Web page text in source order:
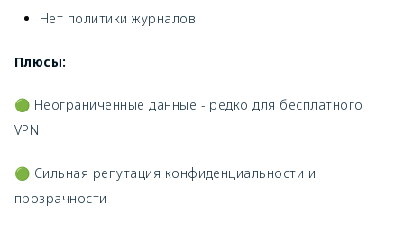
Нет политики журналов
Плюсы:
🟢 Неограниченные данные - редко для бесплатного
VPN
🟢 Сильная репутация конфиденциальности и
прозрачности